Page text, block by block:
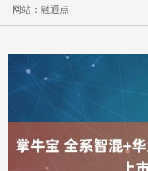
网站：融通点